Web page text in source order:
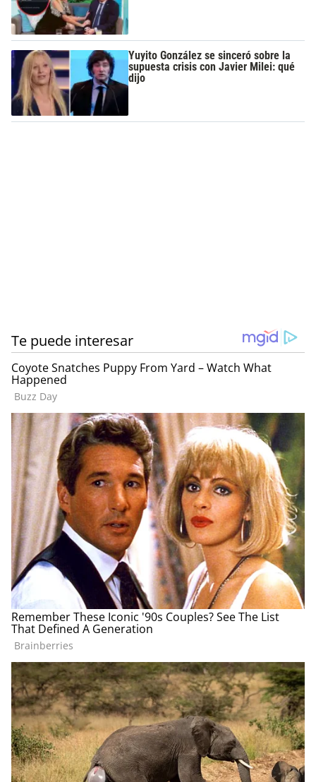
Yuyito González se sinceró sobre la
supuesta crisis con Javier Milei: qué
dijo